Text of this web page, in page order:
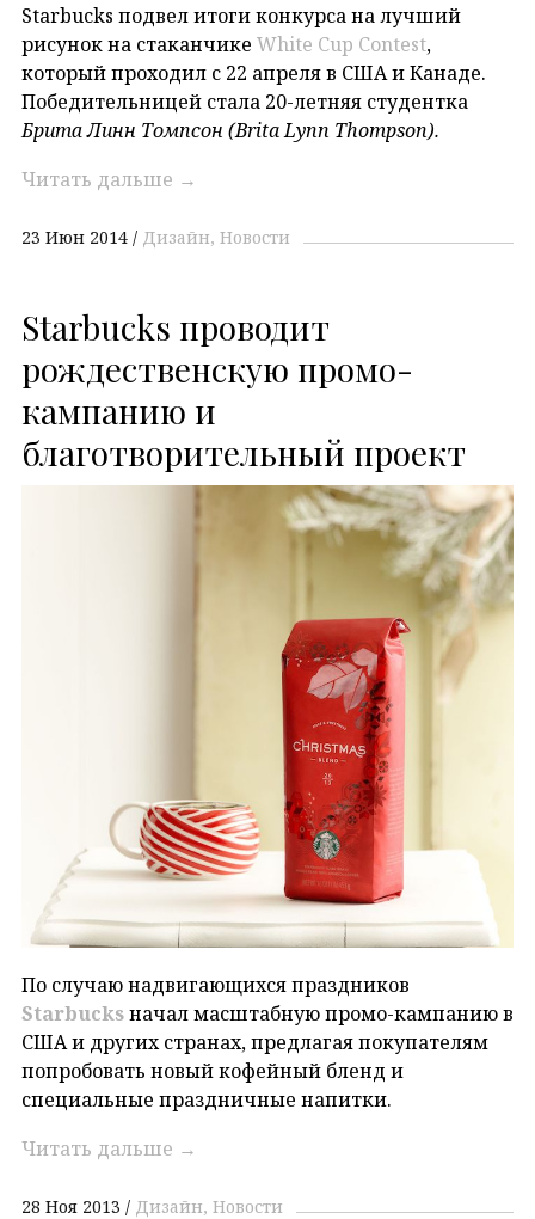
Starbucks подвел итоги конкурса на лучший
рисунок на стаканчике White Cup Contest,
который проходил с 22 апреля в США и Канаде.
Победительницей стала 20-летняя студентка
Брита Линн Томпсон (Brita Lynn Thompson).
Читать дальше →
23 Июн 2014 Дизайн Новости
Starbucks проводит
рождественскую промо-
кампанию и
благотворительный проект
По случаю надвигающихся праздников
Starbucksначал масштабную промо-кампанию в
США и других странах, предлагая покупателям
попробовать новый кофейный бленд и
специальные праздничные напитки.
Читать дальше →
28 Ноя 2013 Дизайн Новости